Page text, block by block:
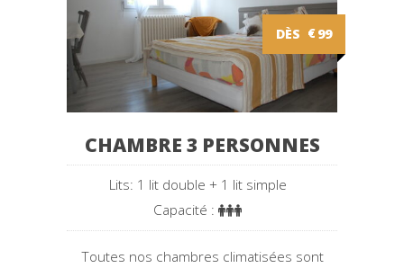
DÈS €99
CHAMBRE 3 PERSONNES
Lits: 1 lit double + 1 lit simple
Capacité :
Toutes nos chambres climatisées sont